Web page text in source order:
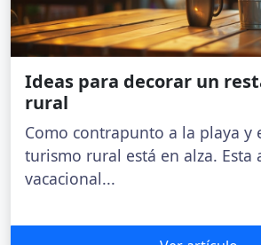
Ideas para decorar un
rural
Como contrapunto a la playa y
turismo rural está en alza. Esta
vacacional...